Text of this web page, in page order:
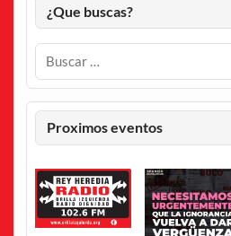
¿Que buscas?
Proximos eventos